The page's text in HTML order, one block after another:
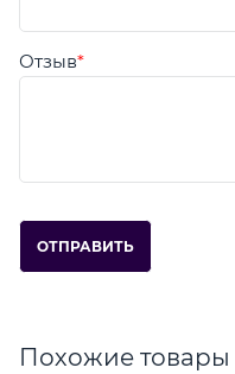
Отзыв
Похожие товары